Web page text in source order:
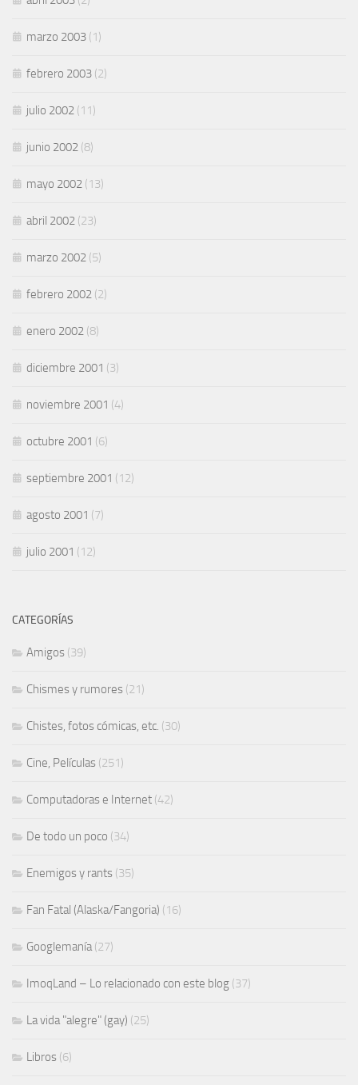
marzo 2003 (1)
febrero 2003 (2)
julio 2002 (11)
junio 2002 (8)
mayo 2002 (13)
abril 2002 (23)
marzo 2002 (5)
febrero 2002 (2)
enero 2002 (8)
diciembre 2001 (3)
noviembre 2001 (4)
octubre 2001 (6)
septiembre 2001 (12)
agosto 2001 (7)
julio 2001 (12)
CATEGORÍAS
Amigos (39)
Chismes y rumores (21)
Chistes, fotos cómicas, etc. (30)
Cine, Películas (251)
Computadoras e Internet (42)
De todo un poco (34)
Enemigos y rants (35)
Fan Fatal (Alaska/Fangoria) (16)
Googlemanía(27)
ImoqLand – Lo relacionado con este blog (37)
La vida "alegre" (gay) (25)
Libros (6)